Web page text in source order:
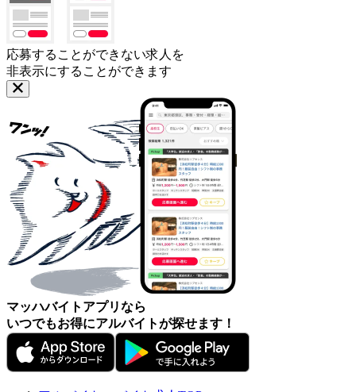
応募することができない求人を
非表示にすることができます
マッハバイトアプリなら
いつでもお得にアルバイトが探せます！